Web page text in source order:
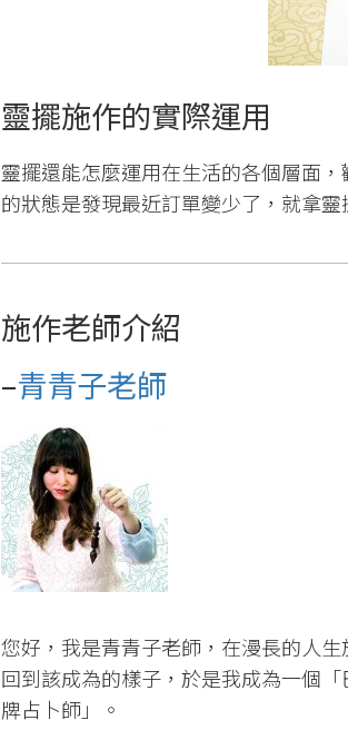
靈擺施作的實際運用
靈擺還能怎麼運用在生活的各個層面
的狀態是發現最近訂單變少了，就拿
施作老師介紹
–青青子老師
您好，我是青青子老師，在漫長的人
回到該成為的樣子，於是我成為一個
牌占卜師」。